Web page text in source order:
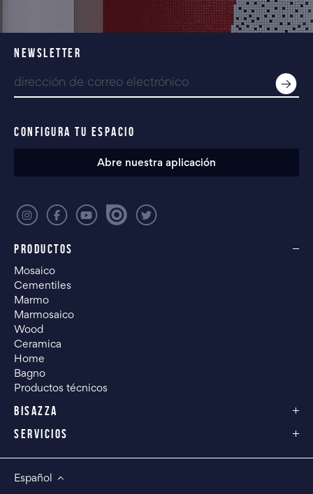
PRODUCTOS
Mosaico
Cementiles
Marmo
Marmosaico
Wood
Ceramica
Home
Bagno
Productos técnicos
BISAZZA
SERVICIOS
NEWSLETTER
CONFIGURA TU ESPACIO
Abre nuestra aplicación
Español